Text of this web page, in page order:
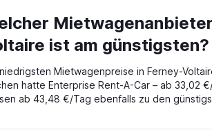
ist am günstigsten?
Mietwagenpreise in Ferney-
hatte Enterprise Rent-A-Car – ab 33,02
ab 43,48 €/Tag ebenfalls zu den